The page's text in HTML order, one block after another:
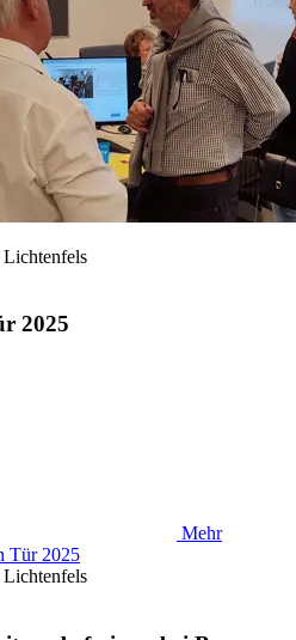
2025
Mehr
Tür 2025